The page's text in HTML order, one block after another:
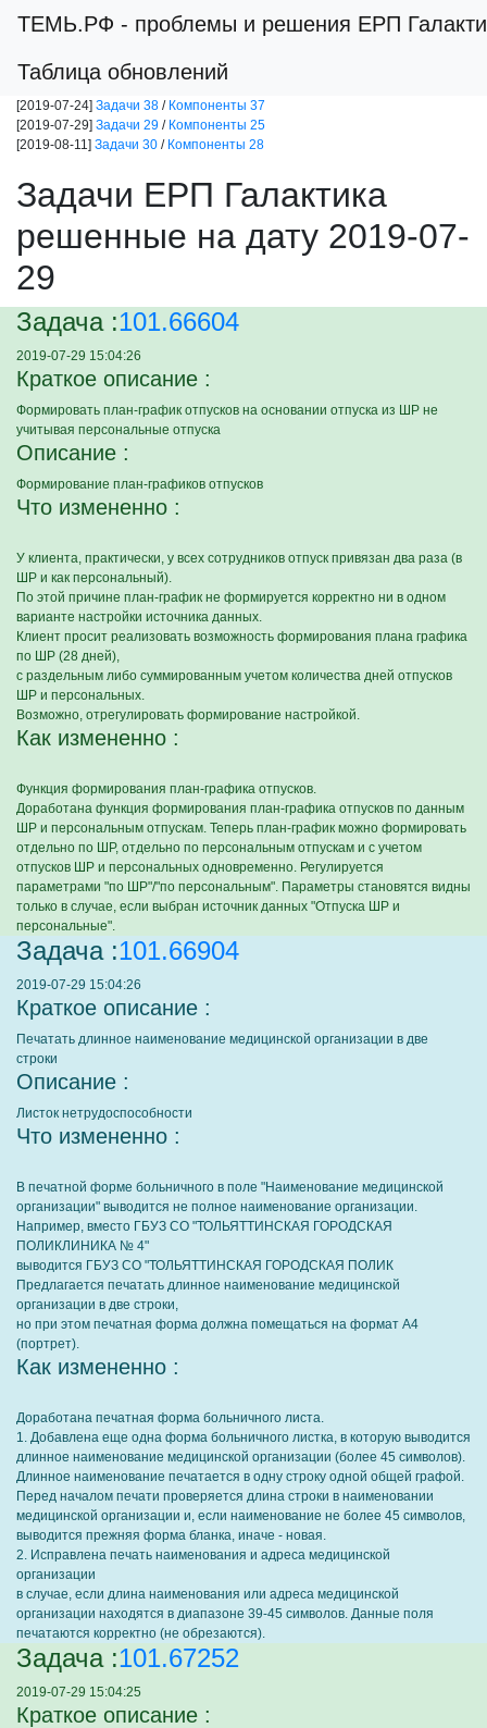
ТЕМЬ.РФ - проблемы и решения ЕРП
Таблица обновлений
[2019-07-24] Задачи 38 / Компоненты 37
[2019-07-29] Задачи 29 / Компоненты 25
[2019-08-11] Задачи 30 / Компоненты 28
Задачи ЕРП Галактика
решенные на дату 2019-07-
29
Задача :101.66604
2019-07-29 15:04:26
Краткое описание :
Формировать план-график отпусков на основании отпуска из ШР не
учитывая персональные отпуска
Описание :
Формирование план-графиков отпусков
Что измененно :
У клиента, практически, у всех сотрудников отпуск привязан два раза (в
ШР и как персональный).
По этой причине план-график не формируется корректно ни в одном
варианте настройки источника данных.
Клиент просит реализовать возможность формирования плана графика
по ШР (28 дней),
с раздельным либо суммированным учетом количества дней отпусков
ШР и персональных.
Возможно, отрегулировать формирование настройкой.
Как измененно :
Функция формирования план-графика отпусков.
Доработана функция формирования план-графика отпусков по данным
ШР и персональным отпускам. Теперь план-график можно формировать
отдельно по ШР, отдельно по персональным отпускам и с учетом
отпусков ШР и персональных одновременно. Регулируется
параметрами "по ШР"/"по персональным". Параметры становятся видны
только в случае, если выбран источник данных "Отпуска ШР и
персональные".
Задача :101.66904
2019-07-29 15:04:26
Краткое описание :
Печатать длинное наименование медицинской организации в две
строки
Описание :
Листок нетрудоспособности
Что измененно :
В печатной форме больничного в поле "Наименование медицинской
организации" выводится не полное наименование организации.
Например, вместо ГБУЗ СО "ТОЛЬЯТТИНСКАЯ ГОРОДСКАЯ
ПОЛИКЛИНИКА № 4"
выводится ГБУЗ СО "ТОЛЬЯТТИНСКАЯ ГОРОДСКАЯ ПОЛИК
Предлагается печатать длинное наименование медицинской
организации в две строки,
но при этом печатная форма должна помещаться на формат А4
(портрет).
Как измененно :
Доработана печатная форма больничного листа.
1. Добавлена еще одна форма больничного листка, в которую выводится
длинное наименование медицинской организации (более 45 символов).
Длинное наименование печатается в одну строку одной общей графой.
Перед началом печати проверяется длина строки в наименовании
медицинской организации и, если наименование не более 45 символов,
выводится прежняя форма бланка, иначе - новая.
2. Исправлена печать наименования и адреса медицинской
организации
в случае, если длина наименования или адреса медицинской
организации находятся в диапазоне 39-45 символов. Данные поля
печатаются корректно (не обрезаются).
Задача :101.67252
2019-07-29 15:04:25
Краткое описание :